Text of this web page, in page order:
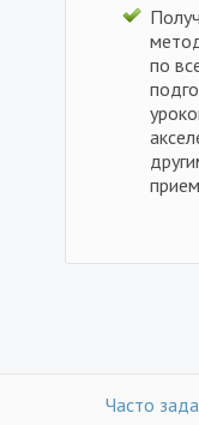
по
Часто